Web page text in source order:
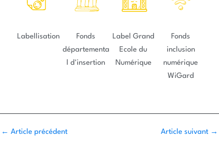
Labellisation
Fonds
départementa
l d'insertion
Label Grand
Ecole du
Numérique
Fonds
inclusion
numérique
WiGard
← Article précédent Article suivant →